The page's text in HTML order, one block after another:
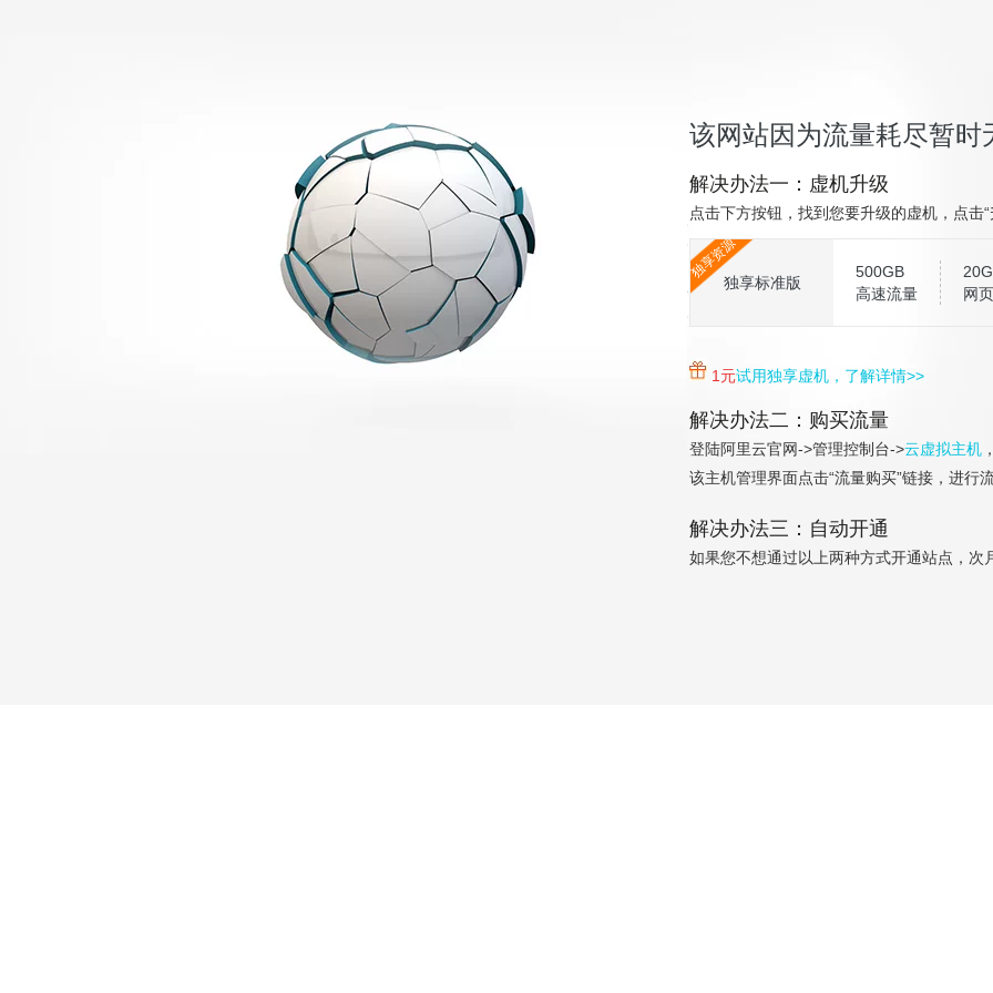
该网站因为流量耗尽暂时
解决办法一：虚机升级
点击下方按钮，找到您要升级的虚机，点击
独享资源
独享标准版
500GB
高速流量
网
1元试用独享虚机，了解详情>>
解决办法二：购买流量
登陆阿里云官网->管理控制台->云虚拟主机
该主机管理界面点击“流量购买”链接，进行
解决办法三：自动开通
如果您不想通过以上两种方式开通站点，次